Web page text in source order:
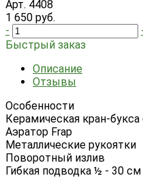
Арт. 4408
1 650 руб.
-
Быстрый заказ
Описание
Отзывы
Особенности
Керамическая кран-
Аэратор Frap
Металлические рукоятки
Поворотный излив
Гибкая подводка ½ - 30 см